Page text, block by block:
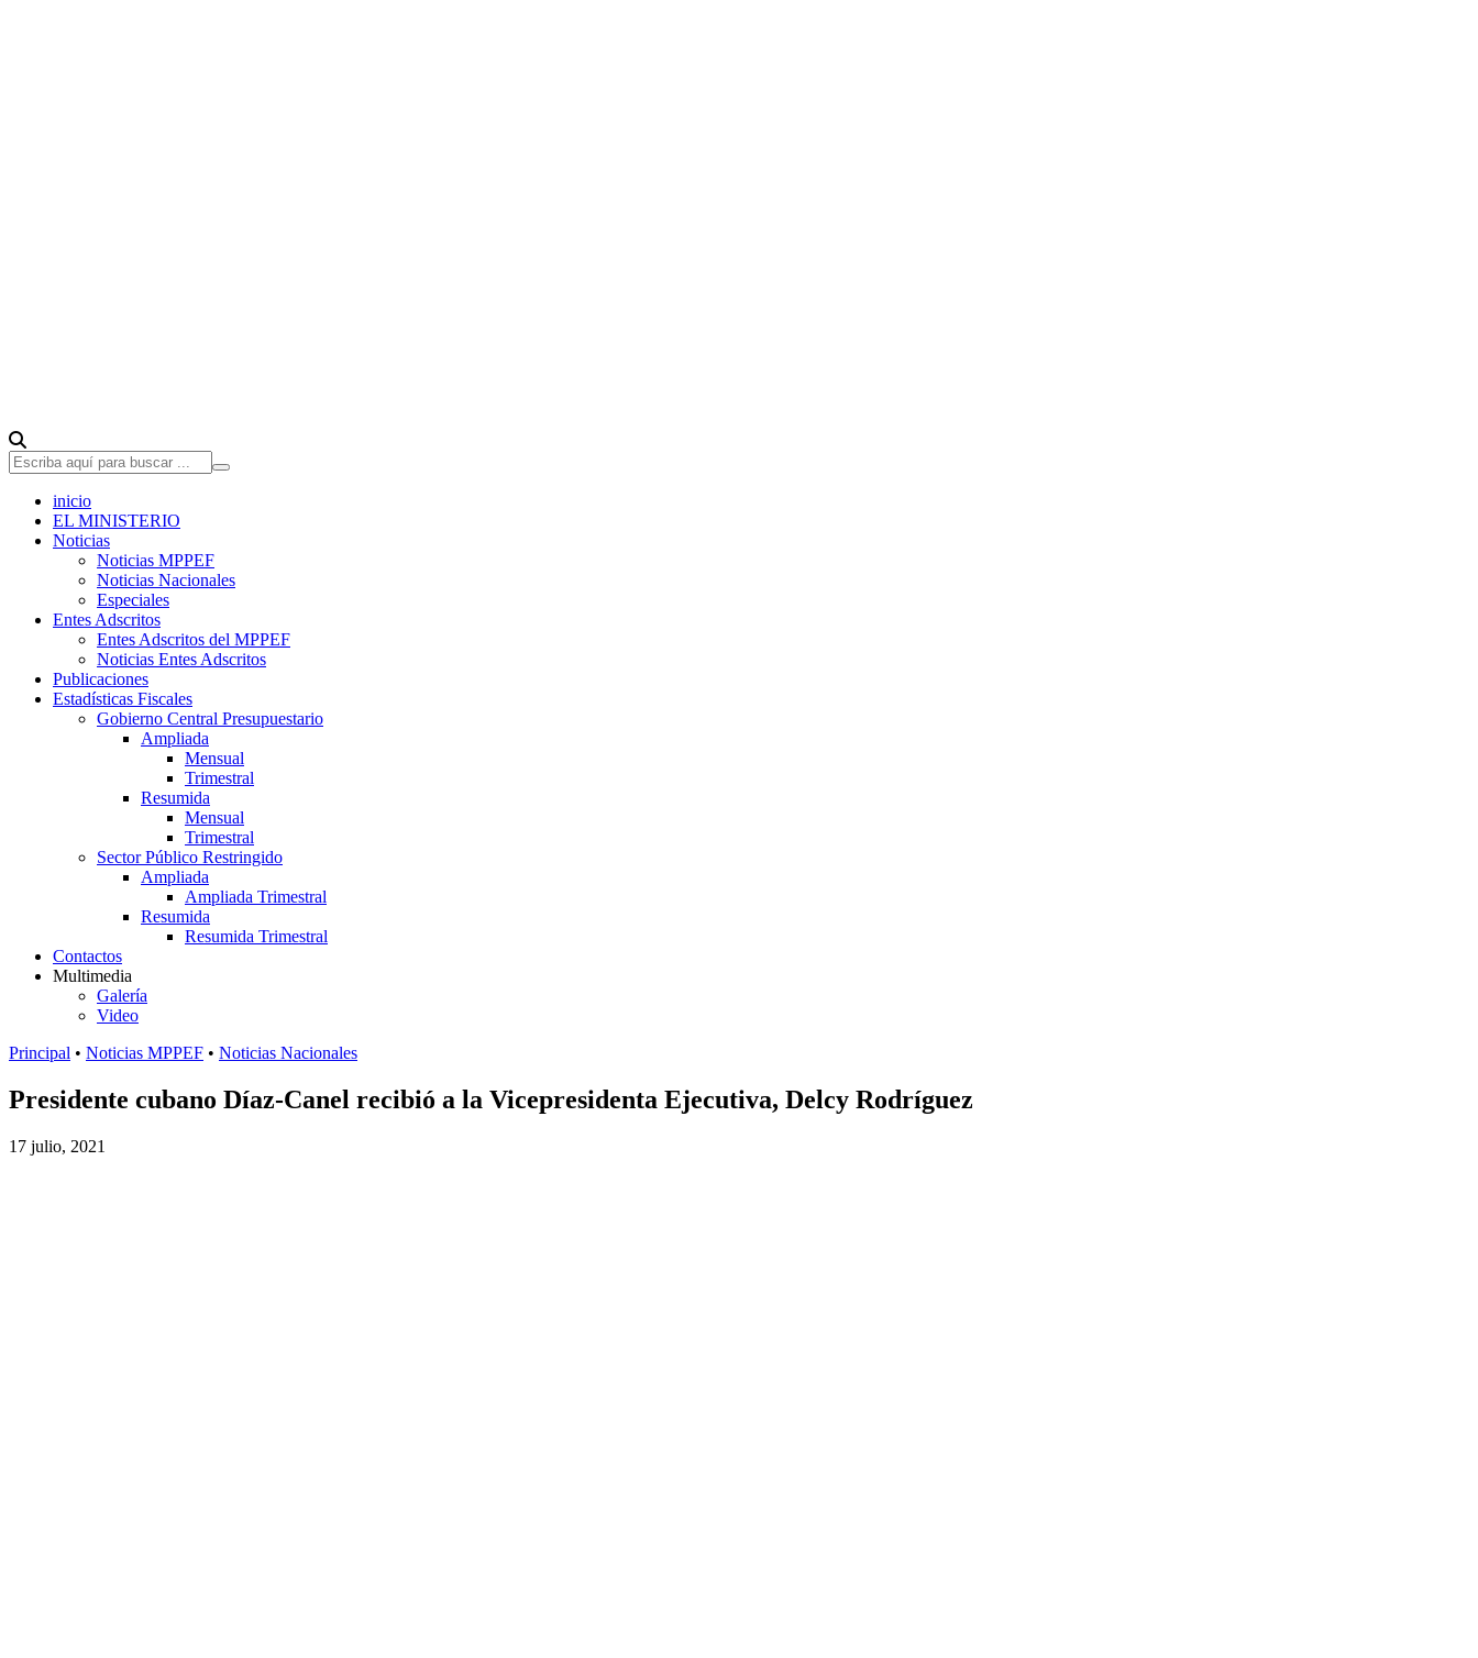
inicio
EL MINISTERIO
Noticias
Noticias MPPEF
Noticias Nacionales
Especiales
Entes Adscritos
Entes Adscritos del MPPEF
Noticias Entes Adscritos
Publicaciones
Estadísticas Fiscales
Gobierno Central Presupuestario
Ampliada
Mensual
Trimestral
Resumida
Mensual
Trimestral
Sector Público Restringido
Ampliada
Ampliada Trimestral
Resumida
Resumida Trimestral
Contactos
Multimedia
Galería
Video
Principal • Noticias MPPEF • Noticias Nacionales
Presidente cubano Díaz-Canel recibió a la Vicepresidenta Ejecutiva, Delcy Rodríguez
17 julio, 2021